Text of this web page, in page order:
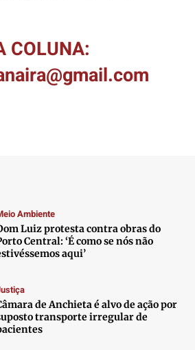
COLUNA:
Ambiente
Luiz protesta contra obras do
Central: ‘É como se nós não
aqui’
de Anchieta é alvo de ação por
transporte irregular de